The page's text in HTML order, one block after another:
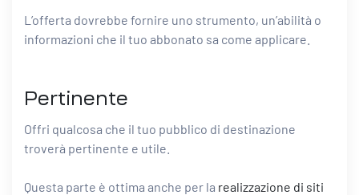
L’offerta dovrebbe fornire uno strumento, un’abilità o
informazioni che il tuo abbonato sa come applicare.
Pertinente
Offri qualcosa che il tuo pubblico di destinazione
troverà pertinente e utile.
Questa parte è ottima anche per la realizzazione di siti